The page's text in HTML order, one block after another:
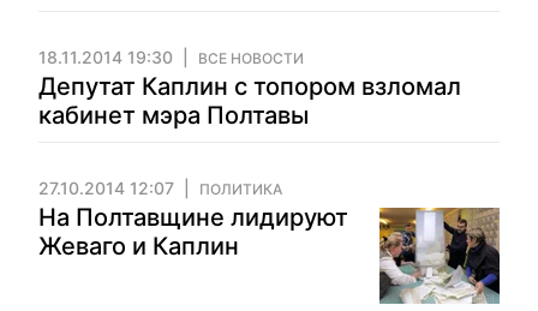
18.11.2014 19:30 ВСЕ НОВОСТИ
Депутат Каплин с топором взломал
кабинет мэра Полтавы
27.10.2014 12:07 ПОЛИТИКА
На Полтавщине лидируют
Жеваго и Каплин